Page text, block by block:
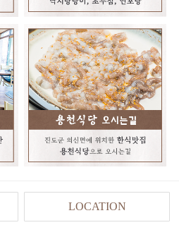
LOCATION